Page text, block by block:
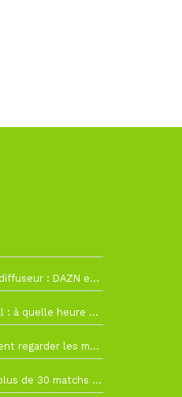
La Liga change de diffuseur : DAZN et Disney+ remplacent beIN Sports !
RC Lens – Villarreal : à quelle heure et sur quelle chaîne voir la finale de la Como Cup ?
Como Cup : comment regarder les matchs du RC Lens en direct ?
Ligue 1+ diffusera plus de 30 matchs amicaux avant la reprise de la Ligue 1